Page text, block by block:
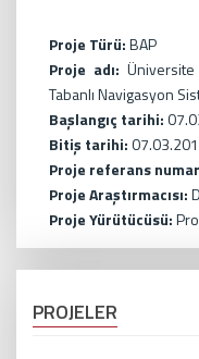
Proje Türü:BAP
Proje adı:
Tabanlı Navigasyon
Başlangıç tarihi:
Bitiş tarihi:
Proje referans
Proje Araştırmacısı:
Proje Yürütücüsü:
PROJELER